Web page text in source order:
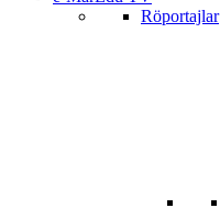
Röportajlar